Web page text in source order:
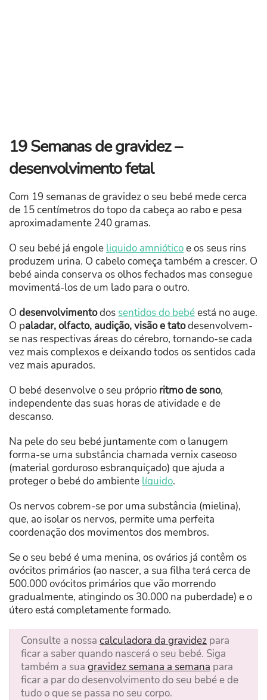
19 Semanas de gravidez –
desenvolvimento fetal
Com 19 semanas de gravidez o seu bebé mede cerca
de 15 centímetros do topo da cabeça ao rabo e pesa
aproximadamente 240 gramas.
O seu bebé já engole liquido amnióticoe os seus rins
produzem urina. O cabelo começa também a crescer. O
bebé ainda conserva os olhos fechados mas consegue
movimentá-los de um lado para o outro.
O desenvolvimentodos sentidos do bebéestá no auge.
O paladar, olfacto, audição, visão e tatodesenvolvem-
se nas respectivas áreas do cérebro, tornando-se cada
vez mais complexos e deixando todos os sentidos cada
vez mais apurados.
O bebé desenvolve o seu próprio ritmo de sono,
independente das suas horas de atividade e de
descanso.
Na pele do seu bebé juntamente com o lanugem
forma-se uma substância chamada vernix caseoso
(material gorduroso esbranquiçado) que ajuda a
proteger o bebé do ambiente líquido.
Os nervos cobrem-se por uma substância (mielina),
que, ao isolar os nervos, permite uma perfeita
coordenação dos movimentos dos membros.
Se o seu bebé é uma menina, os ovários já contêm os
ovócitos primários (ao nascer, a sua filha terá cerca de
500.000 ovócitos primários que vão morrendo
gradualmente, atingindo os 30.000 na puberdade) e o
útero está completamente formado.
Consulte a nossa calculadora da gravidez para
ficar a saber quando nascerá o seu bebé. Siga
também a sua gravidez semana a semana para
ficar a par do desenvolvimento do seu bebé e de
tudo o que se passa no seu corpo.